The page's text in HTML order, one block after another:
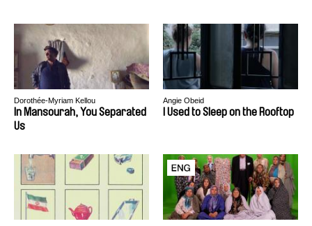
Dorothée-Myriam Kellou
In Mansourah, You Separated
Us
Angie Obeid
I Used to Sleep on the Rooftop